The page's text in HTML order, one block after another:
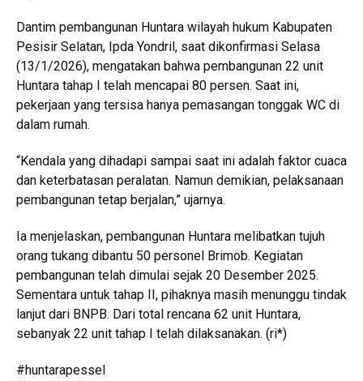
Dantim pembangunan Huntara wilayah hukum Kabupaten
Pesisir Selatan, Ipda Yondril, saat dikonfirmasi Selasa
(13/1/2026), mengatakan bahwa pembangunan 22 unit
Huntara tahap I telah mencapai 80 persen. Saat ini,
pekerjaan yang tersisa hanya pemasangan tonggak WC di
dalam rumah.
“Kendala yang dihadapi sampai saat ini adalah faktor cuaca
dan keterbatasan peralatan. Namun demikian, pelaksanaan
pembangunan tetap berjalan,” ujarnya.
Ia menjelaskan, pembangunan Huntara melibatkan tujuh
orang tukang dibantu 50 personel Brimob. Kegiatan
pembangunan telah dimulai sejak 20 Desember 2025.
Sementara untuk tahap II, pihaknya masih menunggu tindak
lanjut dari BNPB. Dari total rencana 62 unit Huntara,
sebanyak 22 unit tahap I telah dilaksanakan. (ri*)
#huntarapessel